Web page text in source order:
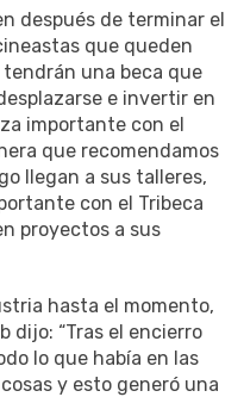
después de terminar el
que queden
una beca que
e invertir en
importante con el
que recomendamos
llegan a sus talleres,
con el Tribeca
proyectos a sus
hasta el momento,
dijo: “Tras el encierro
lo que había en las
y esto generó una